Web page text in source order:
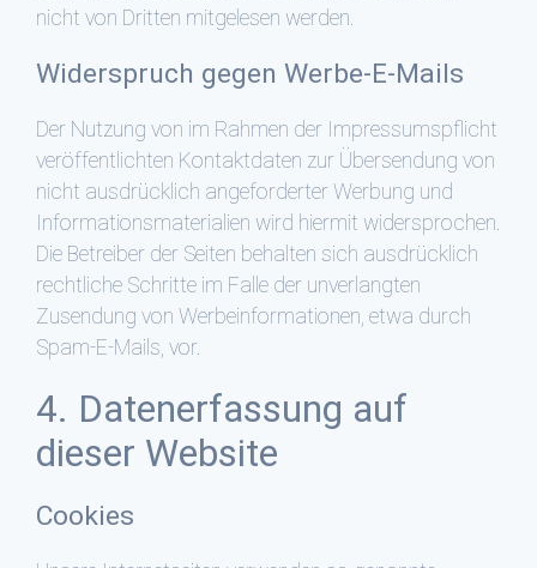
nicht von Dritten mitgelesen werden.
Widerspruch gegen Werbe-E-Mails
Der Nutzung von im Rahmen der Impressumspflicht
veröffentlichten Kontaktdaten zur Übersendung von
nicht ausdrücklich angeforderter Werbung und
Informationsmaterialien wird hiermit widersprochen.
Die Betreiber der Seiten behalten sich ausdrücklich
rechtliche Schritte im Falle der unverlangten
Zusendung von Werbeinformationen, etwa durch
Spam-E-Mails, vor.
4. Datenerfassung auf
dieser Website
Cookies